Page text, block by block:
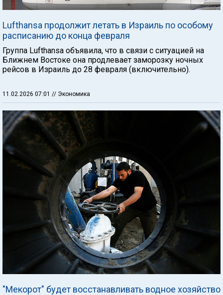
Lufthansa продолжит летать в Израиль по особому
расписанию до конца февраля
Группа Lufthansa объявила, что в связи с ситуацией на
Ближнем Востоке она продлевает заморозку ночных
рейсов в Израиль до 28 февраля (включительно).
11.02.2026 07:01 // Экономика
"Мекорот" будет восстанавливать водное хозяйство